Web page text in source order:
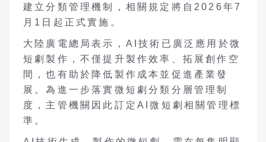
建立分類管理機制，相關規定將自2026年7
月1日起正式實施。
大陸廣電總局表示，AI技術已廣泛應用於微
短劇製作，不僅提升製作效率、拓展創作空
間，也有助於降低製作成本並促進產業發
展。為進一步落實微短劇分類分層管理制
度，主管機關因此訂定AI微短劇相關管理標
準。